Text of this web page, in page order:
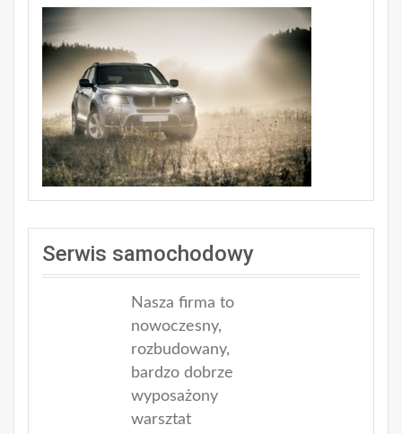
Serwis samochodowy
Nasza firma to
nowoczesny,
rozbudowany,
bardzo dobrze
wyposażony
warsztat